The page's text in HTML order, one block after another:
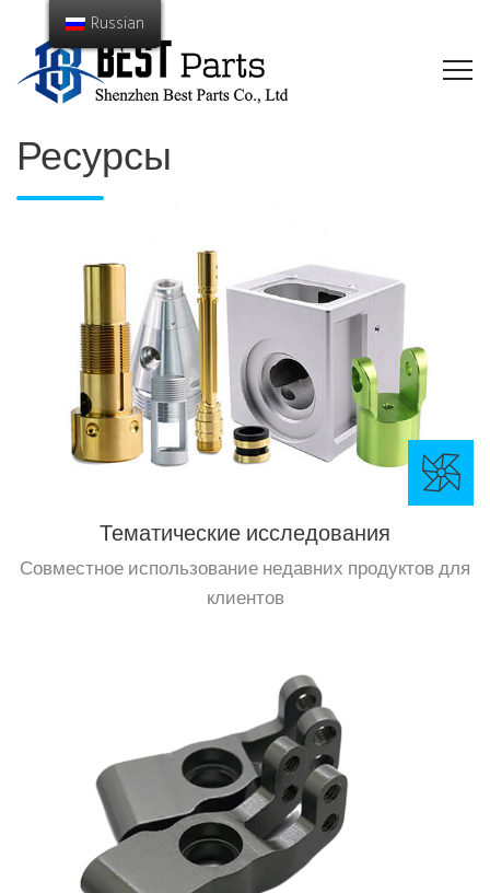
Ресурсы
Тематические исследования
Совместное использование недавних продуктов для
клиентов
Russian